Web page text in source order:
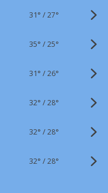
31° /27°
35° /25°
31° /26°
32° /28°
32° /28°
32° /28°